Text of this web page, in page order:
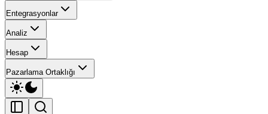
Entegrasyonlar
Analiz
Hesap
Pazarlama Ortaklığı